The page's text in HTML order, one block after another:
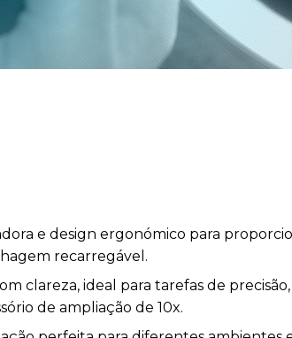
e design ergonómico para
recarregável.
clareza, ideal para tarefas de
de ampliação de 10x.